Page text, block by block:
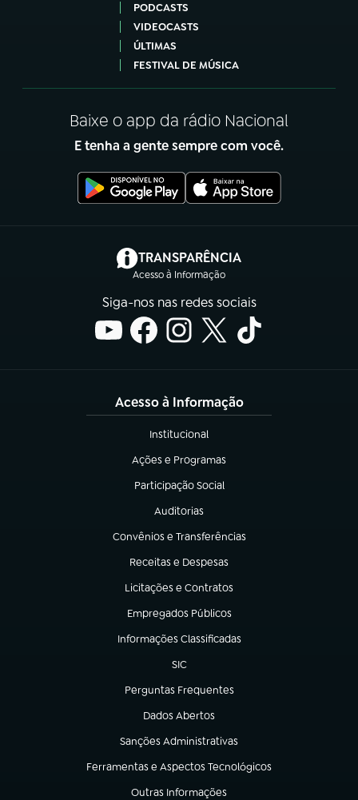
PODCASTS
VIDEOCASTS
ÚLTIMAS
FESTIVAL DE MÚSICA
Baixe o app da rádio Nacional
E tenha a gente sempre com você.
TRANSPARÊNCIA
Acesso à Informação
(abre em nova aba)
Siga-nos nas redes sociais
Acesso à Informação
Institucional
(abre em nova aba)
Ações e Programas
(abre em nova aba)
Participação Social
(abre em nova aba)
Auditorias
(abre em nova aba)
Convênios e Transferências
(abre em nova aba)
Receitas e Despesas
(abre em nova aba)
Licitações e Contratos
(abre em nova aba)
Empregados Públicos
(abre em nova aba)
Informações Classificadas
(abre em nova aba)
SIC
(abre em nova aba)
Perguntas Frequentes
(abre em nova aba)
Dados Abertos
(abre em nova aba)
Sanções Administrativas
(abre em nova aba)
Ferramentas e Aspectos Tecnológicos
(abre em nova aba)
Outras Informações